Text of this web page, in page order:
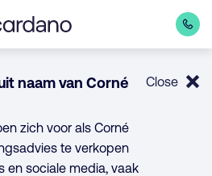
naam van Corné
zich voor als Corné
te verkopen
en sociale media, vaak
Close